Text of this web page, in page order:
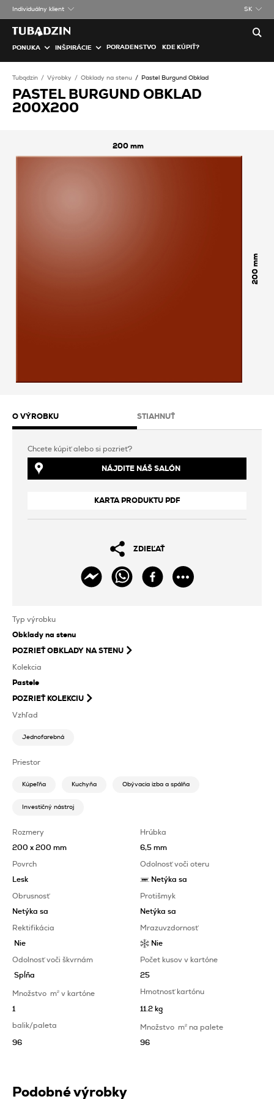
Individuálny klient SK
PONUKA INŠPIRÁCIE PORADENSTVO KDE KÚPIŤ?
Tubądzin Výrobky Obklady na stenu Pastel Burgund Obklad
PASTEL BURGUND OBKLAD
200X200
200
200
O VÝROBKU STIAHNUŤ
Chcete kúpiť alebo si pozrieť?
NÁJDITE NÁŠ SALÓN
KARTA PRODUKTU PDF
ZDIEĽAŤ
Typ výrobku
Obklady na stenu
POZRIEŤOBKLADY NA STENU
Kolekcia
Pastele
POZRIEŤ KOLEKCIU
Vzhľad
Jednofarebná
Priestor
Kúpeľňa Kuchyňa Obývacia izba a spálňa
Investičný nástroj
Rozmery
200 x 200 mm
Hrúbka
6,5 mm
Povrch
Lesk
Odolnosť voči oteru
Netýka sa
Obrusnosť
Netýka sa
Protišmyk
Netýka sa
Rektifikácia
Nie
Mrazuvzdornosť
Nie
Odolnosť voči škvrnám
Spĺňa
Počet kusov v kartóne
25
Množstvo m2 v kartóne
1
Hmotnosť kartónu
11.2 kg
balik/paleta
96
Množstvom2 na palete
96
Podobné výrobky